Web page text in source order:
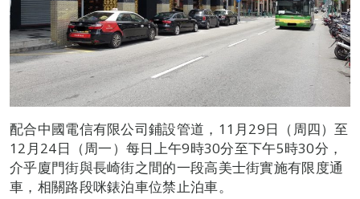
配合中國電信有限公司鋪設管道，11月29日（周四）至
12月24日（周一）每日上午9時30分至下午5時30分，
介乎廈門街與長崎街之間的一段高美士街實施有限度通
車，相關路段咪錶泊車位禁止泊車。